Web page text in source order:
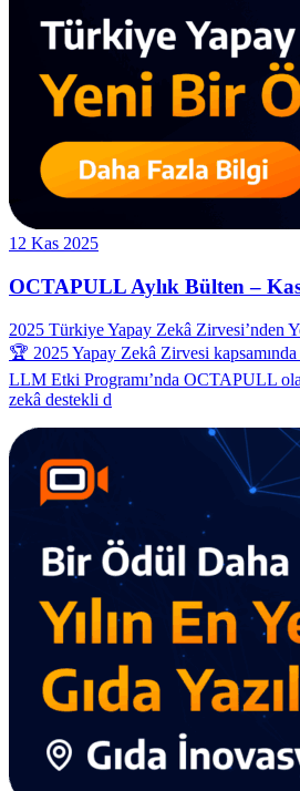
12 Kas 2025
OCTAPULL Aylık Bülten –
2025 Türkiye Yapay Zekâ Zirvesi’nden
🏆 2025 Yapay Zekâ Zirvesi
LLM Etki Programı’nda OCTAPULL
zekâ destekli d